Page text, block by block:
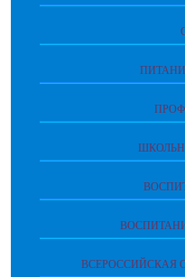
ВСЕРОССИЙСКАЯ